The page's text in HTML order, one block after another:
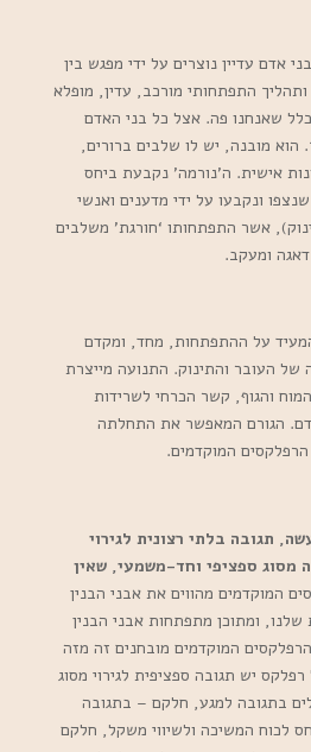
אדם עדיין נוצרים על ידי מפגש בין
התפתחותי מורכב, עדין, מופלא
שאנחנו פה. אצל כל בני האדם
הוא מובנה, יש לו שלבים ברורים,
אישית. ה’נורמה’ נקבעת ביחס
ונקבעו על ידי מדענים ואנשי
אשר התפתחותו ‘חורגת’ משלבים
ומעקב.
המעיד על ההתפתחות, מחד, ומקדם
של העובר והתינוק. התנועה מייצרת
והגוף, קשר הכרחי לשרידות
אדם. הגורם המאפשר את התחלתה
המוקדמים.
תגובה בלתי רצונית לגירוי
מסוג ספציפי וחד-משמעי, שאין
המוקדמים מהווים את אבני הבנין
ומתוכן מתפתחות אבני הבנין
המוקדמים מובחנים זה מזה
יש תגובה ספציפית לגירוי מסוג
בתגובה למגע, חלקם – בתגובה
לכוח המשיכה ולשיווי משקל, חלקם